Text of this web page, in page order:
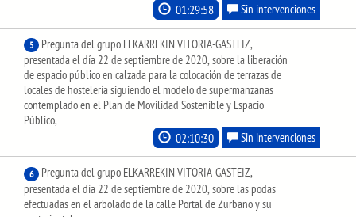
01:29:58 Sin intervenciones
5
Pregunta del grupo ELKARREKIN VITORIA-GASTEIZ,
presentada el día 22 de septiembre de 2020, sobre la liberación
de espacio público en calzada para la colocación de terrazas de
locales de hostelería siguiendo el modelo de supermanzanas
contemplado en el Plan de Movilidad Sostenible y Espacio
Público,
02:10:30 Sin intervenciones
6
Pregunta del grupo ELKARREKIN VITORIA-GASTEIZ,
presentada el día 22 de septiembre de 2020, sobre las podas
efectuadas en el arbolado de la calle Portal de Zurbano y su